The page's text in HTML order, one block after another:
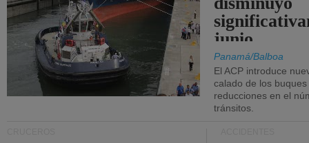
junio.
Panamá/Balboa
El ACP introduce
calado de los
reducciones en el
tránsitos.